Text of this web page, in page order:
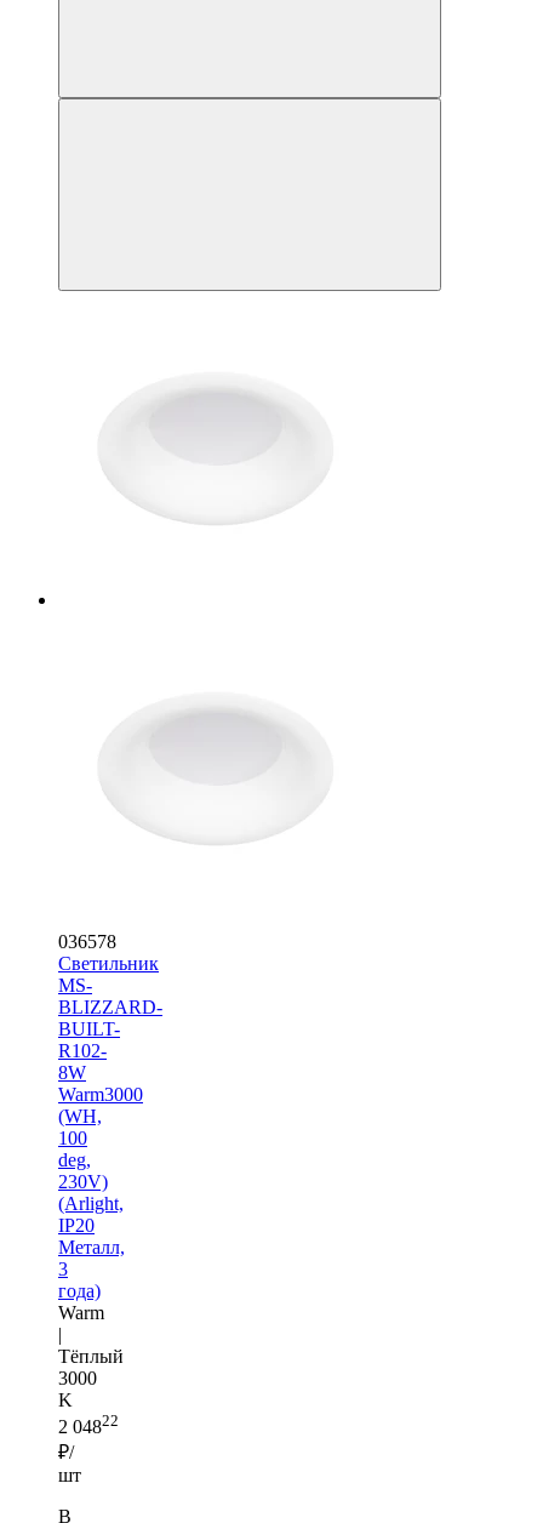
036578
Светильник
MS-
BLIZZARD-
BUILT-
R102-
8W
Warm3000
(WH,
100
deg,
230V)
(Arlight,
IP20
Металл,
3
года)
Warm
|
Тёплый
3000
K
2 04822
₽/
шт
В